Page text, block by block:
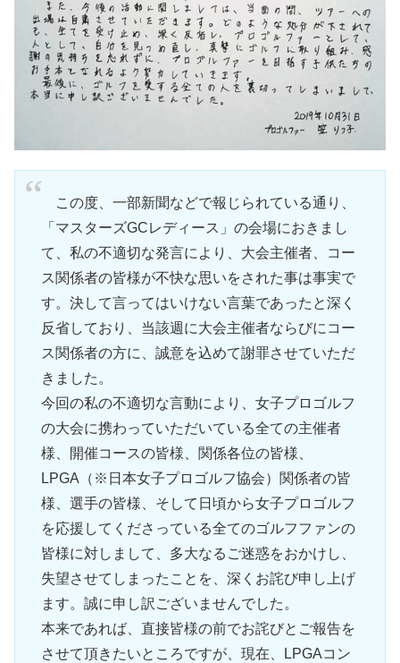
この度、一部新聞などで報じられている通り、
「マスターズGCレディース」の会場におきまし
て、私の不適切な発言により、大会主催者、コー
ス関係者の皆様が不快な思いをされた事は事実で
す。決して言ってはいけない言葉であったと深く
反省しており、当該週に大会主催者ならびにコー
ス関係者の方に、誠意を込めて謝罪させていただ
きました。
今回の私の不適切な言動により、女子プロゴルフ
の大会に携わっていただいている全ての主催者
様、開催コースの皆様、関係各位の皆様、
LPGA（※日本女子プロゴルフ協会）関係者の皆
様、選手の皆様、そして日頃から女子プロゴルフ
を応援してくださっている全てのゴルフファンの
皆様に対しまして、多大なるご迷惑をおかけし、
失望させてしまったことを、深くお詫び申し上げ
ます。誠に申し訳ございませんでした。
本来であれば、直接皆様の前でお詫びとご報告を
させて頂きたいところですが、現在、LPGAコン